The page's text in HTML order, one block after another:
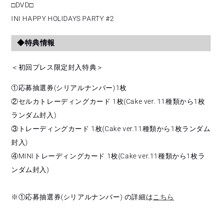
□DVD□
INI HAPPY HOLIDAYS PARTY #2
◆特典情報
＜初回プレス限定封入特典＞
①応募抽選券(シリアルナンバー)1枚
②セルカトレーディングカード 1枚(Cake ver. 11種類から1枚
ランダム封入)
③トレーディングカード 1枚(Cake ver.11種類から1枚ランダム
封入)
④MINIトレーディングカード 1枚(Cake ver.11種類から1枚ラ
ンダム封入)
※①応募抽選券(シリアルナンバー) の詳細はこちら